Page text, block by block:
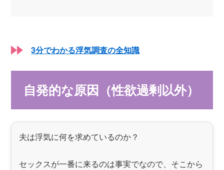
3分でわかる浮気調査の全知識
自発的な原因（性欲過剰以外）
夫は浮気に何を求めているのか？
セックスが一番に来るのは事実でなので、そこから